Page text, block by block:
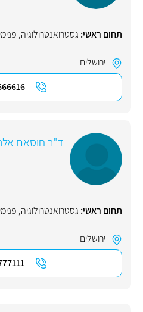
תחום ראשי: גסטרואנטרולוגיה,
ירושלים
ד"ר חוסאם
תחום ראשי: גסטרואנטרולוגיה,
ירושלים